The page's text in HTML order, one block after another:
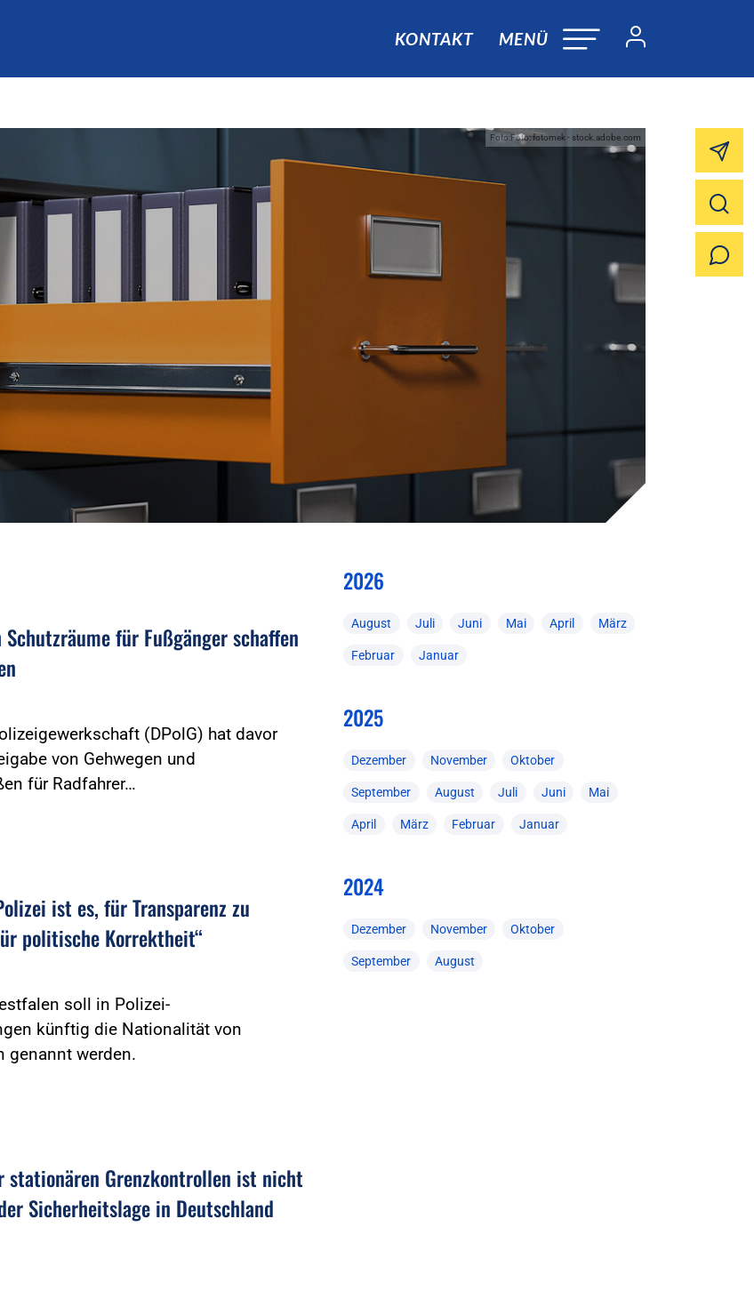
KONTAKT MENÜ
Foto:Foto: fotomek - stock.adobe.com
Schutzräume für Fußgänger schaffen
(DPolG) hat davor
von Gehwegen und
für Radfahrer…
ist es, für Transparenz zu
politische Korrektheit“
soll in Polizei-
künftig die Nationalität von
genannt werden.
stationären Grenzkontrollen ist nicht
Sicherheitslage in Deutschland
2026
August Juli Juni Mai April März
Februar Januar
2025
Dezember November Oktober
September August Juli Juni Mai
April März Februar Januar
2024
Dezember November Oktober
September August